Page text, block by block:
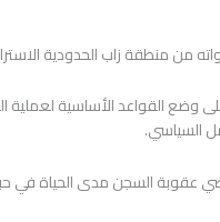
القواعد الأساسية لعملية
السياسي.
أوجلان (76 عاما) الذي يمضي عقوبة